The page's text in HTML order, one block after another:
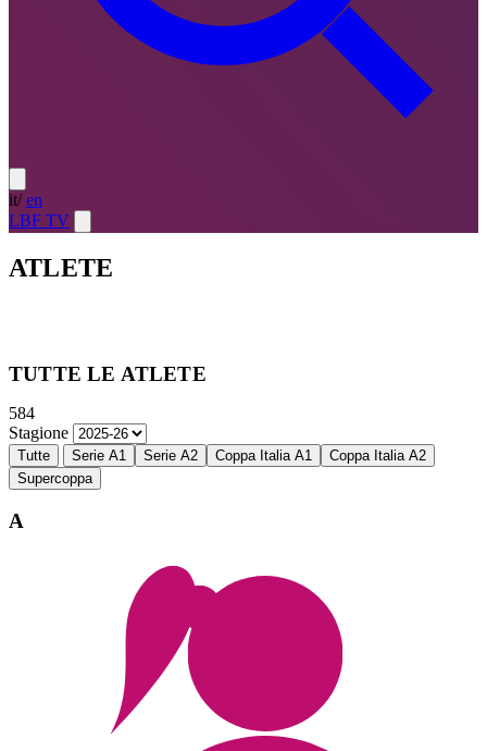
it/ en
LBF TV
ATLETE
TUTTE LE ATLETE
584
Stagione
Tutte Serie A1 Serie A2 Coppa Italia A1
Coppa Italia A2
Supercoppa
A